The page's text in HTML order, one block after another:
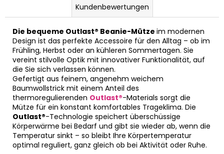
Kundenbewertungen
Die bequeme Outlast® Beanie-Mütze im modernen
Design ist das perfekte Accessoire für den Alltag – ob im
Frühling, Herbst oder an kühleren Sommertagen. Sie
vereint stilvolle Optik mit innovativer Funktionalität, auf
die Sie sich verlassen können.
Gefertigt aus feinem, angenehm weichem
Baumwollstrick mit einem Anteil des
thermoregulierenden Outlast®-Materials sorgt die
Mütze für ein konstant komfortables Trageklima. Die
Outlast®-Technologie speichert überschüssige
Körperwärme bei Bedarf und gibt sie wieder ab, wenn die
Temperatur sinkt – so bleibt Ihre Körpertemperatur
optimal reguliert, ganz gleich ob bei Aktivität oder Ruhe.